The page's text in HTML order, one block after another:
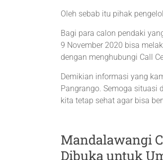
Oleh sebab itu pihak
Bagi para calon pendaki
9 November 2020 bisa
dengan menghubungi Call
Demikian informasi yang
Pangrango. Semoga situasi
kita tetap sehat agar bisa
Mandalawangi
Dibuka untuk